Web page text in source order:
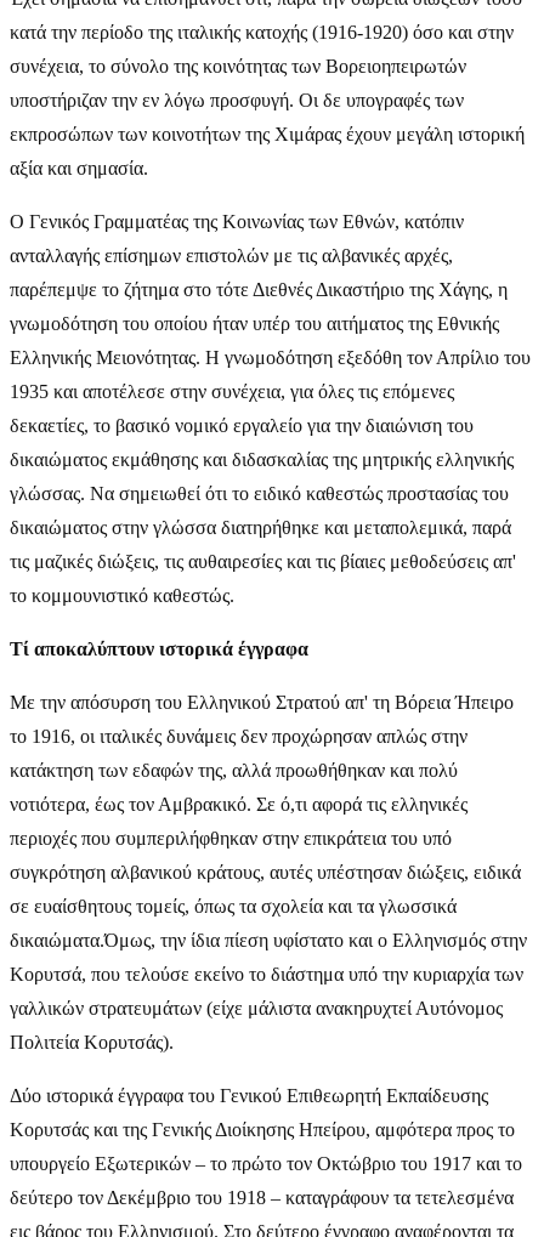
κατά την περίοδο της ιταλικής κατοχής (1916-1920) όσο και στην
συνέχεια, το σύνολο της κοινότητας των Βορειοηπειρωτών
υποστήριζαν την εν λόγω προσφυγή. Οι δε υπογραφές των
εκπροσώπων των κοινοτήτων της Χιμάρας έχουν μεγάλη ιστορική
αξία και σημασία.
Ο Γενικός Γραμματέας της Κοινωνίας των Εθνών, κατόπιν
ανταλλαγής επίσημων επιστολών με τις αλβανικές αρχές,
παρέπεμψε το ζήτημα στο τότε Διεθνές Δικαστήριο της Χάγης, η
γνωμοδότηση του οποίου ήταν υπέρ του αιτήματος της Εθνικής
Ελληνικής Μειονότητας. Η γνωμοδότηση εξεδόθη τον Απρίλιο του
1935 και αποτέλεσε στην συνέχεια, για όλες τις επόμενες
δεκαετίες, το βασικό νομικό εργαλείο για την διαιώνιση του
δικαιώματος εκμάθησης και διδασκαλίας της μητρικής ελληνικής
γλώσσας. Να σημειωθεί ότι το ειδικό καθεστώς προστασίας του
δικαιώματος στην γλώσσα διατηρήθηκε και μεταπολεμικά, παρά
τις μαζικές διώξεις, τις αυθαιρεσίες και τις βίαιες μεθοδεύσεις απ'
το κομμουνιστικό καθεστώς.
Τί αποκαλύπτουν ιστορικά έγγραφα
Με την απόσυρση του Ελληνικού Στρατού απ' τη Βόρεια Ήπειρο
το 1916, οι ιταλικές δυνάμεις δεν προχώρησαν απλώς στην
κατάκτηση των εδαφών της, αλλά προωθήθηκαν και πολύ
νοτιότερα, έως τον Αμβρακικό. Σε ό,τι αφορά τις ελληνικές
περιοχές που συμπεριλήφθηκαν στην επικράτεια του υπό
συγκρότηση αλβανικού κράτους, αυτές υπέστησαν διώξεις, ειδικά
σε ευαίσθητους τομείς, όπως τα σχολεία και τα γλωσσικά
δικαιώματα.Όμως, την ίδια πίεση υφίστατο και ο Ελληνισμός στην
Κορυτσά, που τελούσε εκείνο το διάστημα υπό την κυριαρχία των
γαλλικών στρατευμάτων (είχε μάλιστα ανακηρυχτεί Αυτόνομος
Πολιτεία Κορυτσάς).
Δύο ιστορικά έγγραφα του Γενικού Επιθεωρητή Εκπαίδευσης
Κορυτσάς και της Γενικής Διοίκησης Ηπείρου, αμφότερα προς το
υπουργείο Εξωτερικών – το πρώτο τον Οκτώβριο του 1917 και το
δεύτερο τον Δεκέμβριο του 1918 – καταγράφουν τα τετελεσμένα
εις βάρος του Ελληνισμού. Στο δεύτερο έγγραφο αναφέρονται τα